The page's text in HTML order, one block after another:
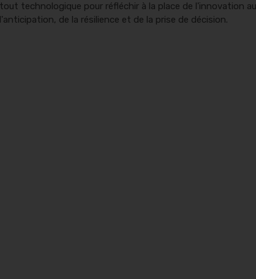
tout technologique pour réfléchir à la place de l'innovation
l'anticipation, de la résilience et de la prise de décision.